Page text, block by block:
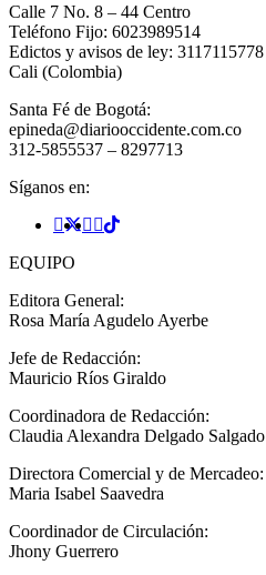
Calle 7 No. 8 – 44 Centro
Teléfono Fijo: 6023989514
Edictos y avisos de ley: 3117115778
Cali (Colombia)
Santa Fé de Bogotá:
epineda@diariooccidente.com.co
312-5855537 – 8297713
Síganos en:
EQUIPO
Editora General:
Rosa María Agudelo Ayerbe
Jefe de Redacción:
Mauricio Ríos Giraldo
Coordinadora de Redacción:
Claudia Alexandra Delgado Salgado
Directora Comercial y de Mercadeo:
Maria Isabel Saavedra
Coordinador de Circulación:
Jhony Guerrero